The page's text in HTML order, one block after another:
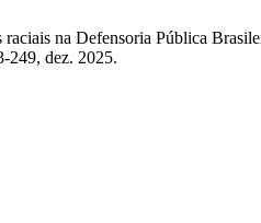
na Defensoria Pública
249, dez. 2025.